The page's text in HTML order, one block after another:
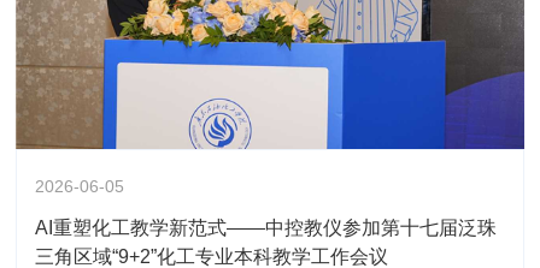
2026-06-05
AI重塑化工教学新范式——中控教仪参加第十七届泛珠
三角区域“9+2”化工专业本科教学工作会议